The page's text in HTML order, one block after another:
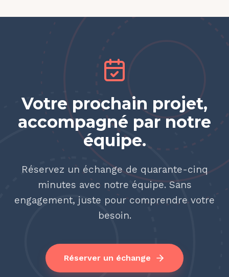
Votre prochain projet,
accompagné par notre
équipe.
Réservez un échange de quarante-cinq
minutes avec notre équipe. Sans
engagement, juste pour comprendre votre
besoin.
Réserver un échange